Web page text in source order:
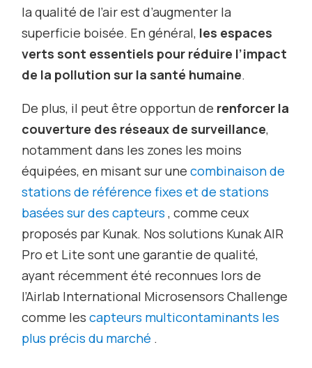
la qualité de l’air est d’augmenter la
superficie boisée. En général, les espaces
verts sont essentiels pour réduire l’impact
de la pollution sur la santé humaine.
De plus, il peut être opportun de renforcer la
couverture des réseaux de surveillance,
notamment dans les zones les moins
équipées, en misant sur unecombinaison de
stations de référence fixes et de stations
basées sur des capteurs, comme ceux
proposés par Kunak. Nos solutions Kunak AIR
Pro et Lite sont une garantie de qualité,
ayant récemment été reconnues lors de
l’Airlab International Microsensors Challenge
comme lescapteurs multicontaminants les
plus précis du marché .